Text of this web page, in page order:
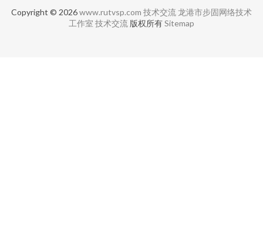
Copyright © 2026www.rutvsp.com 技术交流龙港市步固网络技术
工作室 技术交流 版权所有Sitemap